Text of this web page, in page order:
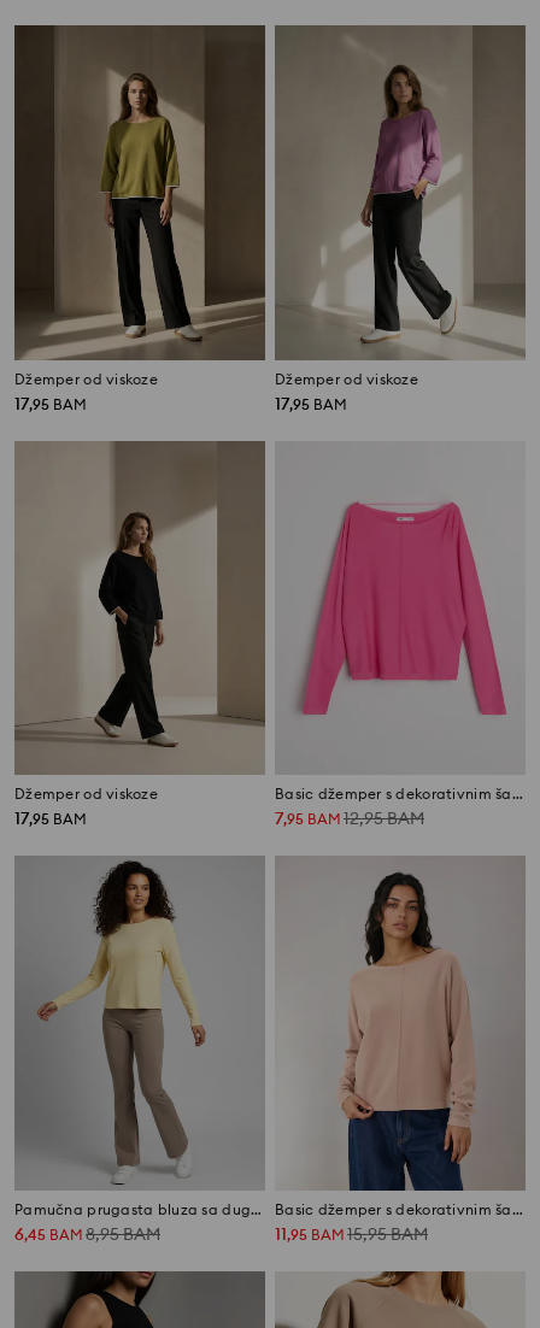
Džemper od viskoze
17,95 BAM
Džemper od viskoze
17,95 BAM
Džemper od viskoze
17,95 BAM
Basic džemper s dekorativnim šavovima i viskozom
7,95 BAM 12,95BAM
Pamučna prugasta bluza sa dugim rukavima
6,45 BAM 8,95BAM
Basic džemper s dekorativnim šavovima i viskozom
11,95 BAM 15,95BAM